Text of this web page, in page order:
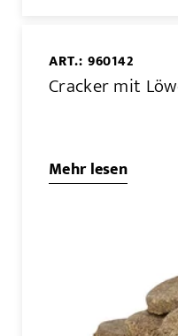
ART.: 960142
Cracker mit
Mehr lesen